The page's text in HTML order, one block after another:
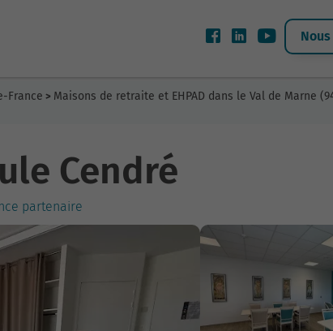
France > Maisons de retraite et EHPAD dans le Val de Marne
Cendré
partenaire